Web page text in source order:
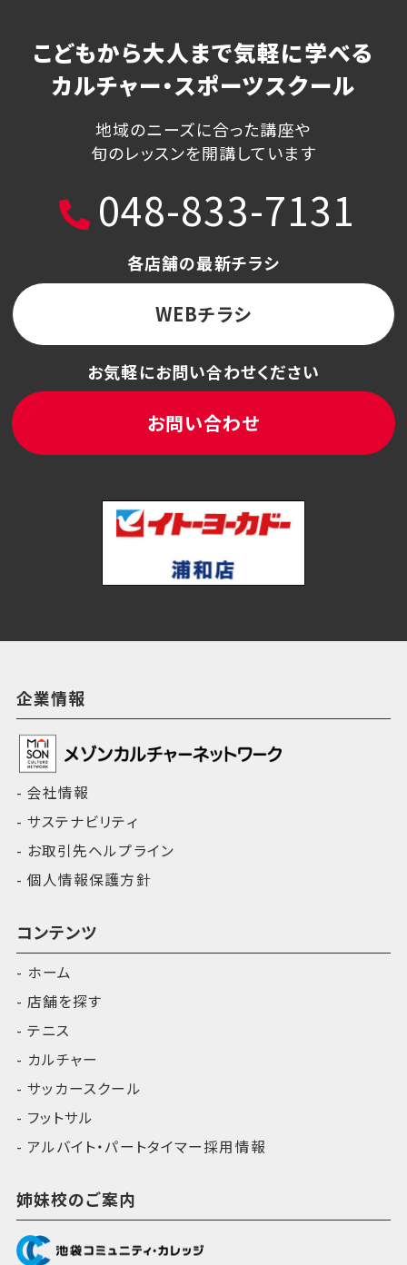
こどもから大人まで気軽に学べる
カルチャー・スポーツスクール
地域のニーズに合った講座や
旬のレッスンを開講しています
048-833-7131
各店舗の最新チラシ
WEBチラシ
お気軽にお問い合わせください
お問い合わせ
企業情報
会社情報
サステナビリティ
お取引先ヘルプライン
個人情報保護方針
コンテンツ
ホーム
店舗を探す
テニス
カルチャー
サッカースクール
フットサル
アルバイト・パートタイマー採用情報
姉妹校のご案内